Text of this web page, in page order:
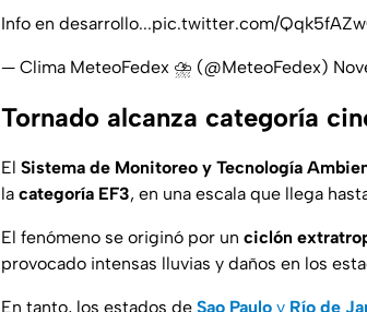
Info en desarrollo...pic.twitter.com/
— Clima MeteoFedex ⛈ (@MeteoFedex)
Tornado alcanza categoría
El Sistema de Monitoreo y Tecnología
la categoría EF3, en una escala que llega
El fenómeno se originó por un ciclón
provocado intensas lluvias y daños en los
En tanto, los estados de Sao Paulo y Río de